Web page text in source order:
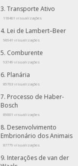
Transporte Ativo
118461 visualizações
Lei de Lambert–Beer
96941 visualizações
Comburente
93749 visualizações
Planária
89703 visualizações
Processo de Haber-
Bosch
89001 visualizações
Desenvolvimento
Embrionário dos Animais
87779 visualizações
Interações de van der